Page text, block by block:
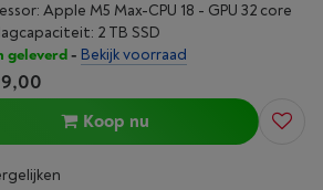
Apple M5 Max-CPU 18 - GPU 32 core
2 TB SSD
geleverd- Bekijk voorraad
Koop nu